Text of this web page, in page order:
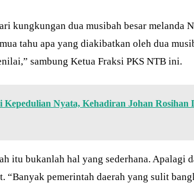
kungkungan dua musibah besar melanda
tahu apa yang diakibatkan oleh dua
sambung Ketua Fraksi PKS NTB ini.
Kepedulian Nyata, Kehadiran Johan Rosihan
itu bukanlah hal yang sederhana. Apalagi
“Banyak pemerintah daerah yang sulit